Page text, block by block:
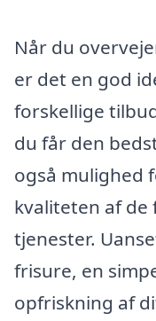
Når du
er det en god
forskellige
du får den
også mulighed
kvaliteten af
tjenester.
frisure, en
opfriskning af